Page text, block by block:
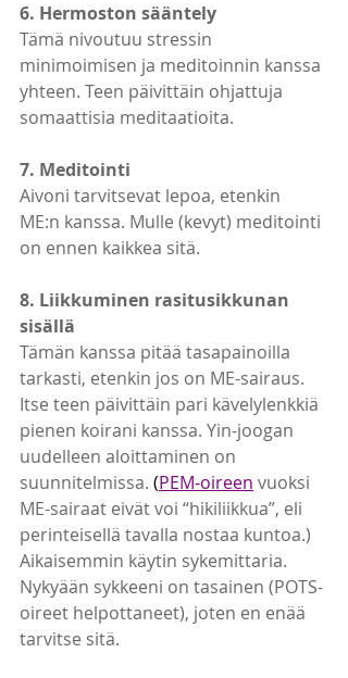
6. Hermoston sääntely
Tämä nivoutuu stressin
minimoimisen ja meditoinnin kanssa
yhteen. Teen päivittäin ohjattuja
somaattisia meditaatioita.
7. Meditointi
Aivoni tarvitsevat lepoa, etenkin
ME:n kanssa. Mulle (kevyt) meditointi
on ennen kaikkea sitä.
8. Liikkuminen rasitusikkunan
sisällä
Tämän kanssa pitää tasapainoilla
tarkasti, etenkin jos on ME-sairaus.
Itse teen päivittäin pari kävelylenkkiä
pienen koirani kanssa. Yin-joogan
uudelleen aloittaminen on
suunnitelmissa. (PEM-oireen vuoksi
ME-sairaat eivät voi “hikiliikkua”, eli
perinteisellä tavalla nostaa kuntoa.)
Aikaisemmin käytin sykemittaria.
Nykyään sykkeeni on tasainen (POTS-
oireet helpottaneet), joten en enää
tarvitse sitä.